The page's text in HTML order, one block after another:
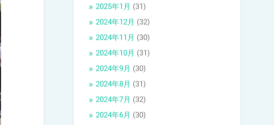
2025年1月 (31)
2024年12月 (32)
2024年11月 (30)
2024年10月 (31)
2024年9月 (30)
2024年8月 (31)
2024年7月 (32)
2024年6月 (30)